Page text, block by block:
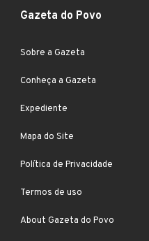
Gazeta do Povo
Sobre a Gazeta
Conheça a Gazeta
Expediente
Mapa do Site
Política de Privacidade
Termos de uso
About Gazeta do Povo